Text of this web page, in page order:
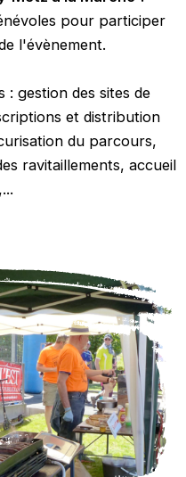
pour participer
l'évènement.
: gestion des sites de
et distribution
du parcours,
ravitaillements, accueil